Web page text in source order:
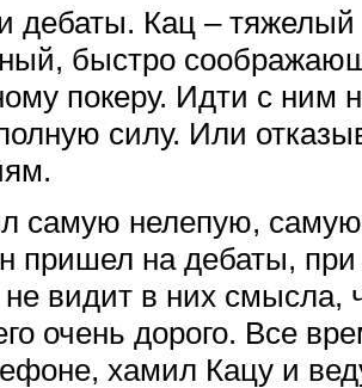
дебаты. Кац – тяжелый
быстро
покеру. Идти с ним
силу. Или
самую нелепую,
пришел на дебаты, при
видит в них смысла,
очень дорого. Все
хамил Кацу и